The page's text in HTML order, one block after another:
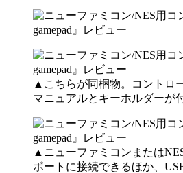
▲こちらが同梱物。コントロ
マニュアルとキーホルダーが
▲ニューファミコンまたは
ポートに接続できるほか、